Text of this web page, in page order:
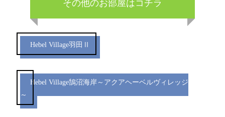
その他のお部屋はコチラ
Hebel Village羽田Ⅱ
Hebel Village鵠沼海岸～アクアヘーベルヴィレッジ
～